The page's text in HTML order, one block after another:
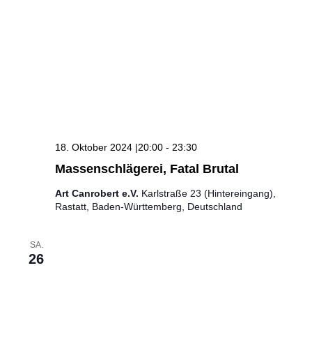
Massenschlägerei, Fatal Brutal
18. Oktober 2024 |20:00 - 23:30
Art Canrobert e.V. Karlstraße 23 (Hintereingang),
Rastatt, Baden-Württemberg, Deutschland
SA.
26